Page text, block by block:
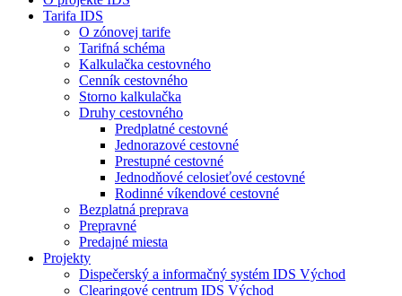
Tarifa IDS
O zónovej tarife
Tarifná schéma
Kalkulačka cestovného
Cenník cestovného
Storno kalkulačka
Druhy cestovného
Predplatné cestovné
Jednorazové cestovné
Prestupné cestovné
Jednodňové celosieťové cestovné
Rodinné víkendové cestovné
Bezplatná preprava
Prepravné
Predajné miesta
Projekty
Dispečerský a informačný systém IDS Východ
Clearingové centrum IDS Východ